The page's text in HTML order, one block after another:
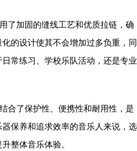
了加固的缝线工艺和优质拉链，确
的设计使其不会增加过多负重，同
常练习、学校乐队活动，还是专业
合了保护性、便携性和耐用性，是
保养和追求效率的音乐人来说，选
整体音乐体验。